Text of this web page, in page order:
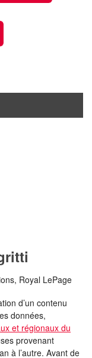
Royal LePage
d’un contenu
données,
et régionaux du
provenant
à l’autre. Avant de